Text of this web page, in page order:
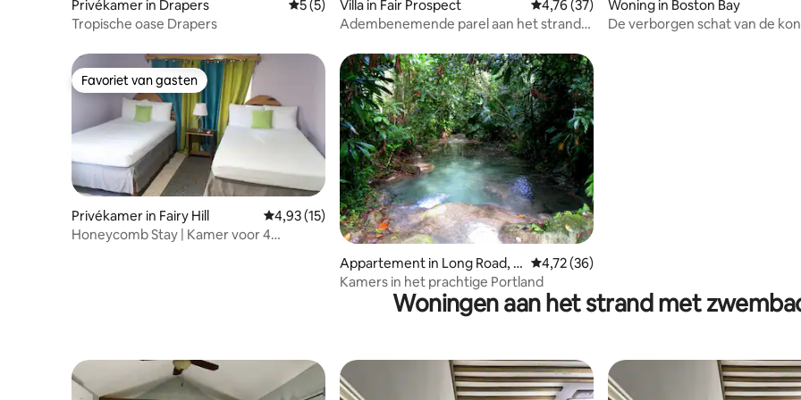
Privékamer in Drapers Gemiddelde beoordeling van 5 uit 5, 5 recensies
5 (5)
Tropische oase Drapers
Villa in Fair Prospect Gemiddelde beoordeling van 4,76 uit 5, 37
4,76 (37)
Adembenemende parel aan het strand
Woning in Boston Bay
De verborgen schat van de
Favoriet van gasten
Favoriet van gasten
Privékamer in Fairy Hill Gemiddelde beoordeling van 4,93 uit 5, 15 recensies
4,93 (15)
Honeycomb Stay | Kamer voor 4
Appartement in Long Road, J
amaica
Gemiddelde beoordeling van 4,72 uit 5, 36
4,72 (36)
Kamers in het prachtige Portland
Woningen aan het strand met